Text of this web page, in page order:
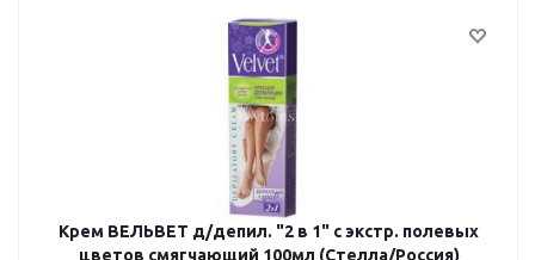
Крем ВЕЛЬВЕТ д/депил. "2 в 1" с экстр. полевых
цветов смягчающий 100мл (Стелла/Россия)